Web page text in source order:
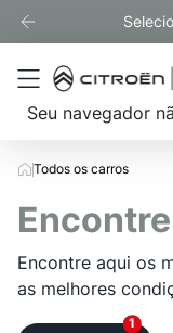
Seu navegador
Todos os carros
Encontre aqui os
as melhores
1